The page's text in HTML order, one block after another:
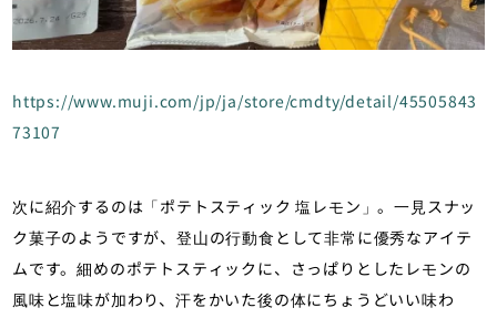
https://www.muji.com/jp/ja/store/cmdty/detail/45505843
73107
次に紹介するのは「ポテトスティック 塩レモン」。一見スナッ
ク菓子のようですが、登山の行動食として非常に優秀なアイテ
ムです。細めのポテトスティックに、さっぱりとしたレモンの
風味と塩味が加わり、汗をかいた後の体にちょうどいい味わ